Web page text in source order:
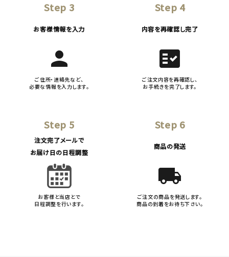
Step 3
お客様情報を入力
person
ご住所・連絡先など、
必要な情報を入力します。
Step 4
内容を再確認し完了
fact_check
ご注文内容を再確認し、
お手続きを完了します。
Step 5
注文完了メールで
お届け日の日程調整
お客様と当店とで
日程調整を行います。
Step 6
商品の発送
local_shipping
ご注文の商品を発送します。
商品の到着をお待ち下さい。